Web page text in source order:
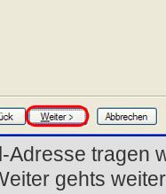
Adresse tragen
gehts